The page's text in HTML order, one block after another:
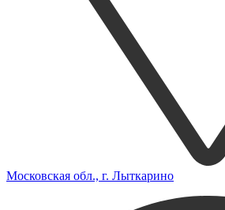
Московская обл., г. Лыткарино